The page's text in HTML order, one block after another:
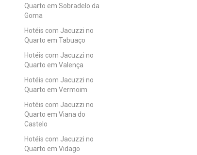
Quarto em Sobradelo da
Goma
Hotéis com Jacuzzi no
Quarto em Tabuaço
Hotéis com Jacuzzi no
Quarto em Valença
Hotéis com Jacuzzi no
Quarto em Vermoim
Hotéis com Jacuzzi no
Quarto em Viana do
Castelo
Hotéis com Jacuzzi no
Quarto em Vidago